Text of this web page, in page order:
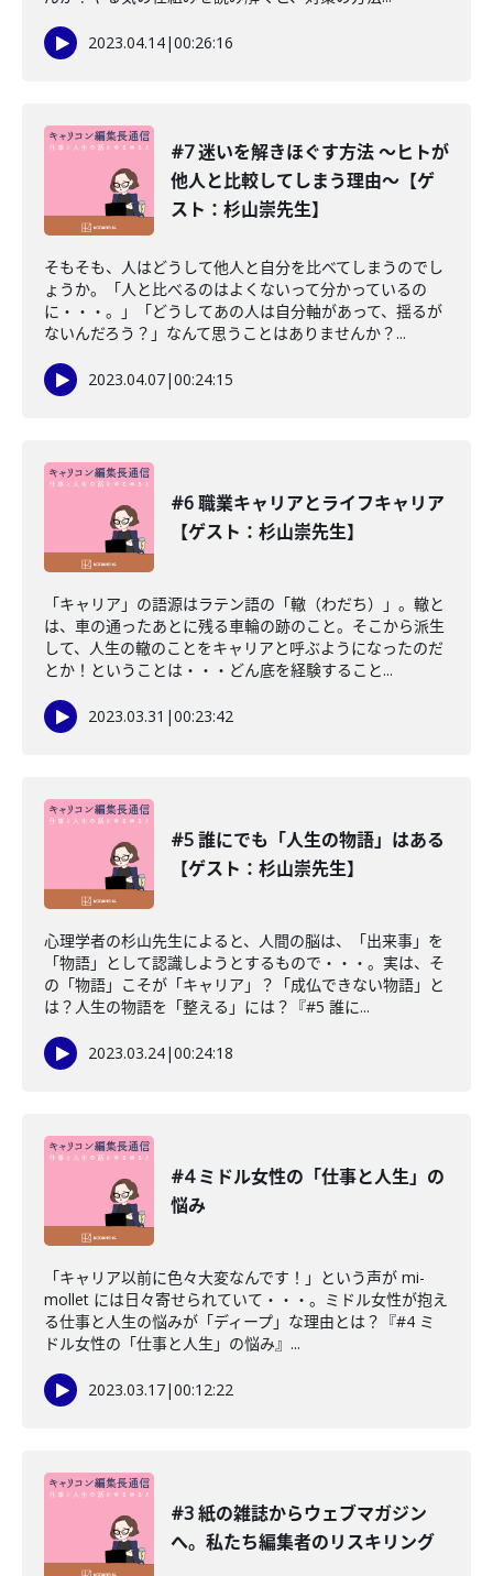
2023.04.14|00:26:16
#7 迷いを解きほぐす方法 〜ヒトが
他人と比較してしまう理由〜【ゲ
スト：杉山崇先生】
そもそも、人はどうして他人と自分を比べてしまうのでし
ょうか。「人と比べるのはよくないって分かっているの
に・・・。」「どうしてあの人は自分軸があって、揺るが
ないんだろう？」なんて思うことはありませんか？...
2023.04.07|00:24:15
#6 職業キャリアとライフキャリア
【ゲスト：杉山崇先生】
「キャリア」の語源はラテン語の「轍（わだち）」。轍と
は、車の通ったあとに残る車輪の跡のこと。そこから派生
して、人生の轍のことをキャリアと呼ぶようになったのだ
とか！ということは・・・どん底を経験すること...
2023.03.31 |00:23:42
#5 誰にでも「人生の物語」はある
【ゲスト：杉山崇先生】
心理学者の杉山先生によると、人間の脳は、「出来事」を
「物語」として認識しようとするもので・・・。実は、そ
の「物語」こそが「キャリア」？「成仏できない物語」と
は？人生の物語を「整える」には？『#5 誰に...
2023.03.24|00:24:18
#4 ミドル女性の「仕事と人生」の
悩み
「キャリア以前に色々大変なんです！」という声が mi-
mollet には日々寄せられていて・・・。ミドル女性が抱え
る仕事と人生の悩みが「ディープ」な理由とは？『#4 ミ
ドル女性の「仕事と人生」の悩み』...
2023.03.17|00:12:22
#3 紙の雑誌からウェブマガジン
へ。私たち編集者のリスキリング